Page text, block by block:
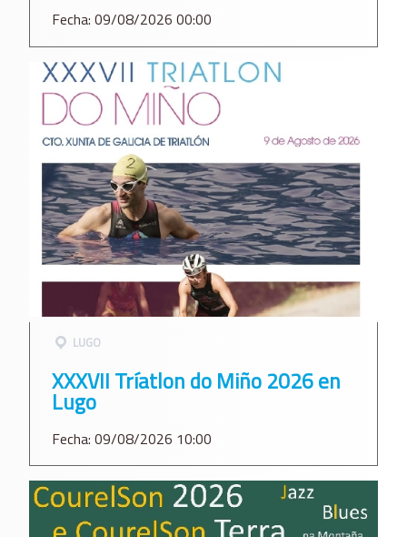
Fecha: 09/08/2026 00:00
LUGO
XXXVII Tríatlon do Miño 2026 en
Lugo
Fecha: 09/08/2026 10:00